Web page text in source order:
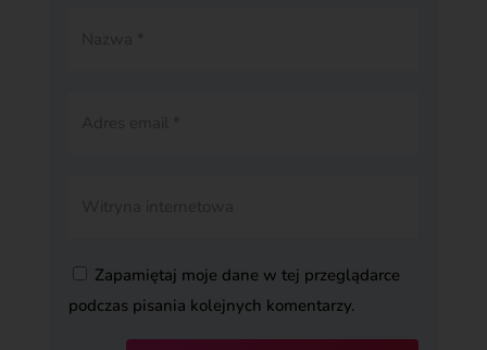
Zapamiętaj moje dane w tej przeglądarce
podczas pisania kolejnych komentarzy.